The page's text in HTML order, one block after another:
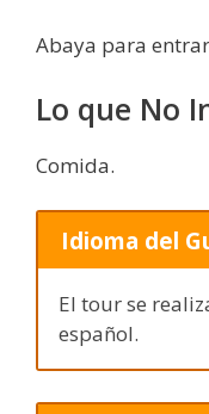
Abaya para
Lo que No
Comida.
Idioma del
El tour se
español.